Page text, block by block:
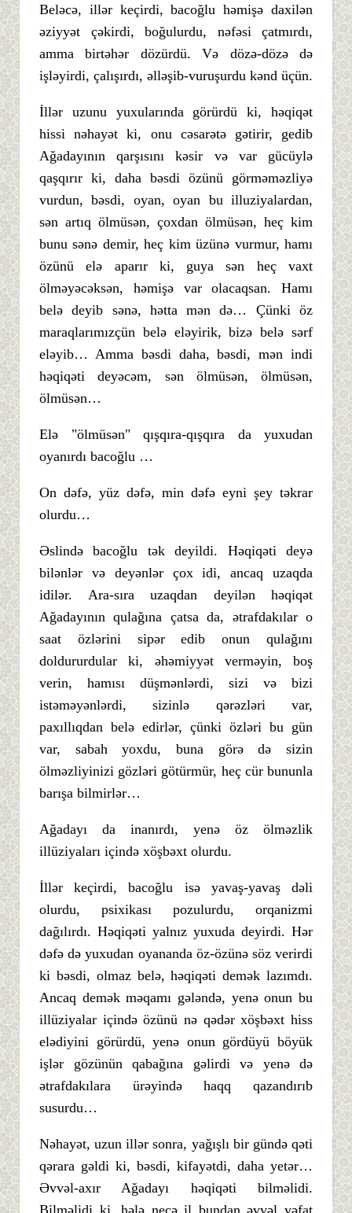
Beləcə, illər keçirdi, bacoğlu həmişə daxilən
əziyyət çəkirdi, boğulurdu, nəfəsi çatmırdı,
amma birtəhər dözürdü. Və dözə-dözə də
işləyirdi, çalışırdı, əlləşib-vuruşurdu kənd üçün.
İllər uzunu yuxularında görürdü ki, həqiqət
hissi nəhayət ki, onu cəsarətə gətirir, gedib
Ağadayının qarşısını kəsir və var gücüylə
qaşqırır ki, daha bəsdi özünü görməməzliyə
vurdun, bəsdi, oyan, oyan bu illuziyalardan,
sən artıq ölmüsən, çoxdan ölmüsən, heç kim
bunu sənə demir, heç kim üzünə vurmur, hamı
özünü elə aparır ki, guya sən heç vaxt
ölməyəcəksən, həmişə var olacaqsan. Hamı
belə deyib sənə, hətta mən də… Çünki öz
maraqlarımızçün belə eləyirik, bizə belə sərf
eləyib… Amma bəsdi daha, bəsdi, mən indi
həqiqəti deyəcəm, sən ölmüsən, ölmüsən,
ölmüsən…
Elə "ölmüsən" qışqıra-qışqıra da yuxudan
oyanırdı bacoğlu …
On dəfə, yüz dəfə, min dəfə eyni şey təkrar
olurdu…
Əslində bacoğlu tək deyildi. Həqiqəti deyə
bilənlər və deyənlər çox idi, ancaq uzaqda
idilər. Ara-sıra uzaqdan deyilən həqiqət
Ağadayının qulağına çatsa da, ətrafdakılar o
saat özlərini sipər edib onun qulağını
doldururdular ki, əhəmiyyət verməyin, boş
verin, hamısı düşmənlərdi, sizi və bizi
istəməyənlərdi, sizinlə qərəzləri var,
paxıllıqdan belə edirlər, çünki özləri bu gün
var, sabah yoxdu, buna görə də sizin
ölməzliyinizi gözləri götürmür, heç cür bununla
barışa bilmirlər…
Ağadayı da inanırdı, yenə öz ölməzlik
illüziyaları içində xöşbəxt olurdu.
İllər keçirdi, bacoğlu isə yavaş-yavaş dəli
olurdu, psixikası pozulurdu, orqanizmi
dağılırdı. Həqiqəti yalnız yuxuda deyirdi. Hər
dəfə də yuxudan oyananda öz-özünə söz verirdi
ki bəsdi, olmaz belə, həqiqəti demək lazımdı.
Ancaq demək məqamı gələndə, yenə onun bu
illüziyalar içində özünü nə qədər xöşbəxt hiss
elədiyini görürdü, yenə onun gördüyü böyük
işlər gözünün qabağına gəlirdi və yenə də
ətrafdakılara ürəyində haqq qazandırıb
susurdu…
Nəhayət, uzun illər sonra, yağışlı bir gündə qəti
qərara gəldi ki, bəsdi, kifayətdi, daha yetər…
Əvvəl-axır Ağadayı həqiqəti bilməlidi.
Bilməlidi ki, hələ neçə il bundan əvvəl vəfat